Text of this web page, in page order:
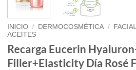
INICIO / DERMOCOSMÉTICA / FACIAL
ACEITES
Recarga Eucerin
Filler+Elasticity Día Rosé